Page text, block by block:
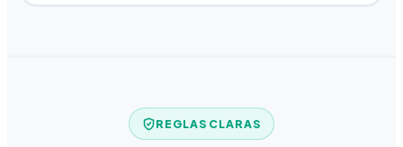
REGLAS CLARAS